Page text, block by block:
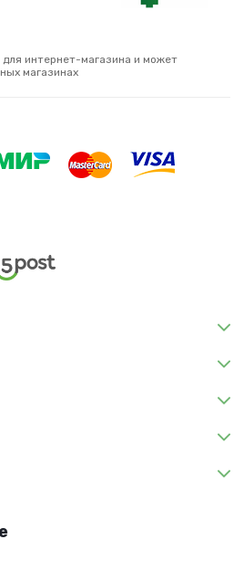
для интернет-магазина и может
магазинах